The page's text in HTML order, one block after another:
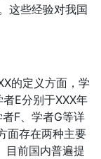
这些经验对我国
的定义方面，学
E分别于XXX年
F、学者G等详
面存在两种主要
目前国内普遍提